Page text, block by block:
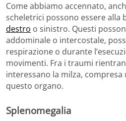
Come abbiamo accennato,
scheletrici possono essere alla
destro o sinistro. Questi
addominale o intercostale,
respirazione o durante
movimenti. Fra i traumi
interessano la milza,
questo organo.
Splenomegalia